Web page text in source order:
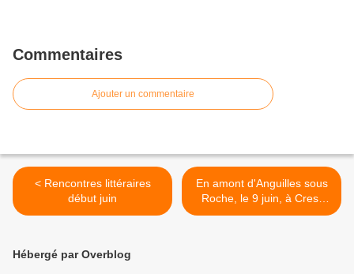
Commentaires
Ajouter un commentaire
< Rencontres littéraires
début juin
En amont d'Anguilles sous
Roche, le 9 juin, à Crest
(26) >
Hébergé par Overblog